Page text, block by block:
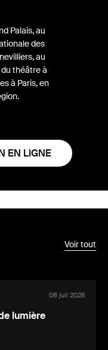
Palais, au
des
au
théâtre à
à Paris, en
EN LIGNE
Voir tout
08 juil 2026
lumière